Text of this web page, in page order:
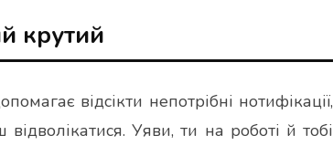
крутий
відсікти непотрібні нотифікації,
Уяви, ти на роботі й тобі